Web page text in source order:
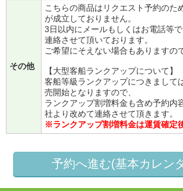
その他
こちらの商品はリクエスト予約のた
が成立しておりません。
3日以内にメールもしくはお電話等
連絡させて頂いております。
ご希望にそえない場合もありますの
【大型客船ランクアップについて】
客船等級ランクアップにつきまして
売開始となりますので、
ランクアップ割増料金も含め予約内
社より改めて連絡させて頂きます。
※ランクアップ割増料金は運賃確定
予約へ進む(基本カレン